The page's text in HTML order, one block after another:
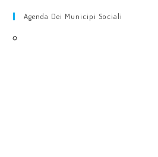
Agenda Dei Municipi Sociali